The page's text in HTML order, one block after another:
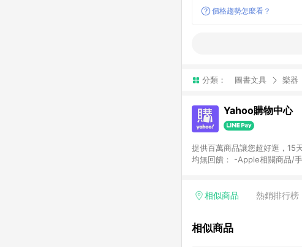
價格趨勢怎麼看？
分類： 圖書文具 樂器
Yahoo購物中心
提供百萬商品讓您超好逛，15天鑑賞
均無回饋： -Apple相關商品/
Yahoo超贈點回饋者 - 購物中
相似商品 熱銷排行榜
相似商品